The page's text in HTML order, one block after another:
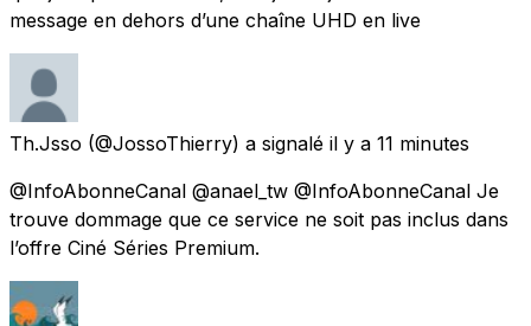
message en dehors d’une chaîne UHD en live
Th.Jsso (@JossoThierry) a signalé il y a 11 minutes
@InfoAbonneCanal @anael_tw @InfoAbonneCanal Je
trouve dommage que ce service ne soit pas inclus dans
l’offre Ciné Séries Premium.